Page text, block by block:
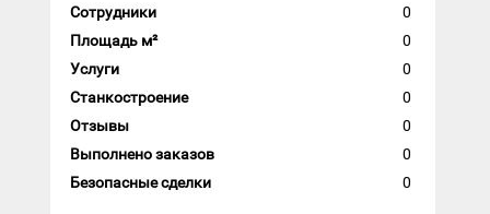
Сотрудники
0
Площадь м²
0
Услуги
0
Станкостроение
0
Отзывы
0
Выполнено заказов
0
Безопасные сделки
0